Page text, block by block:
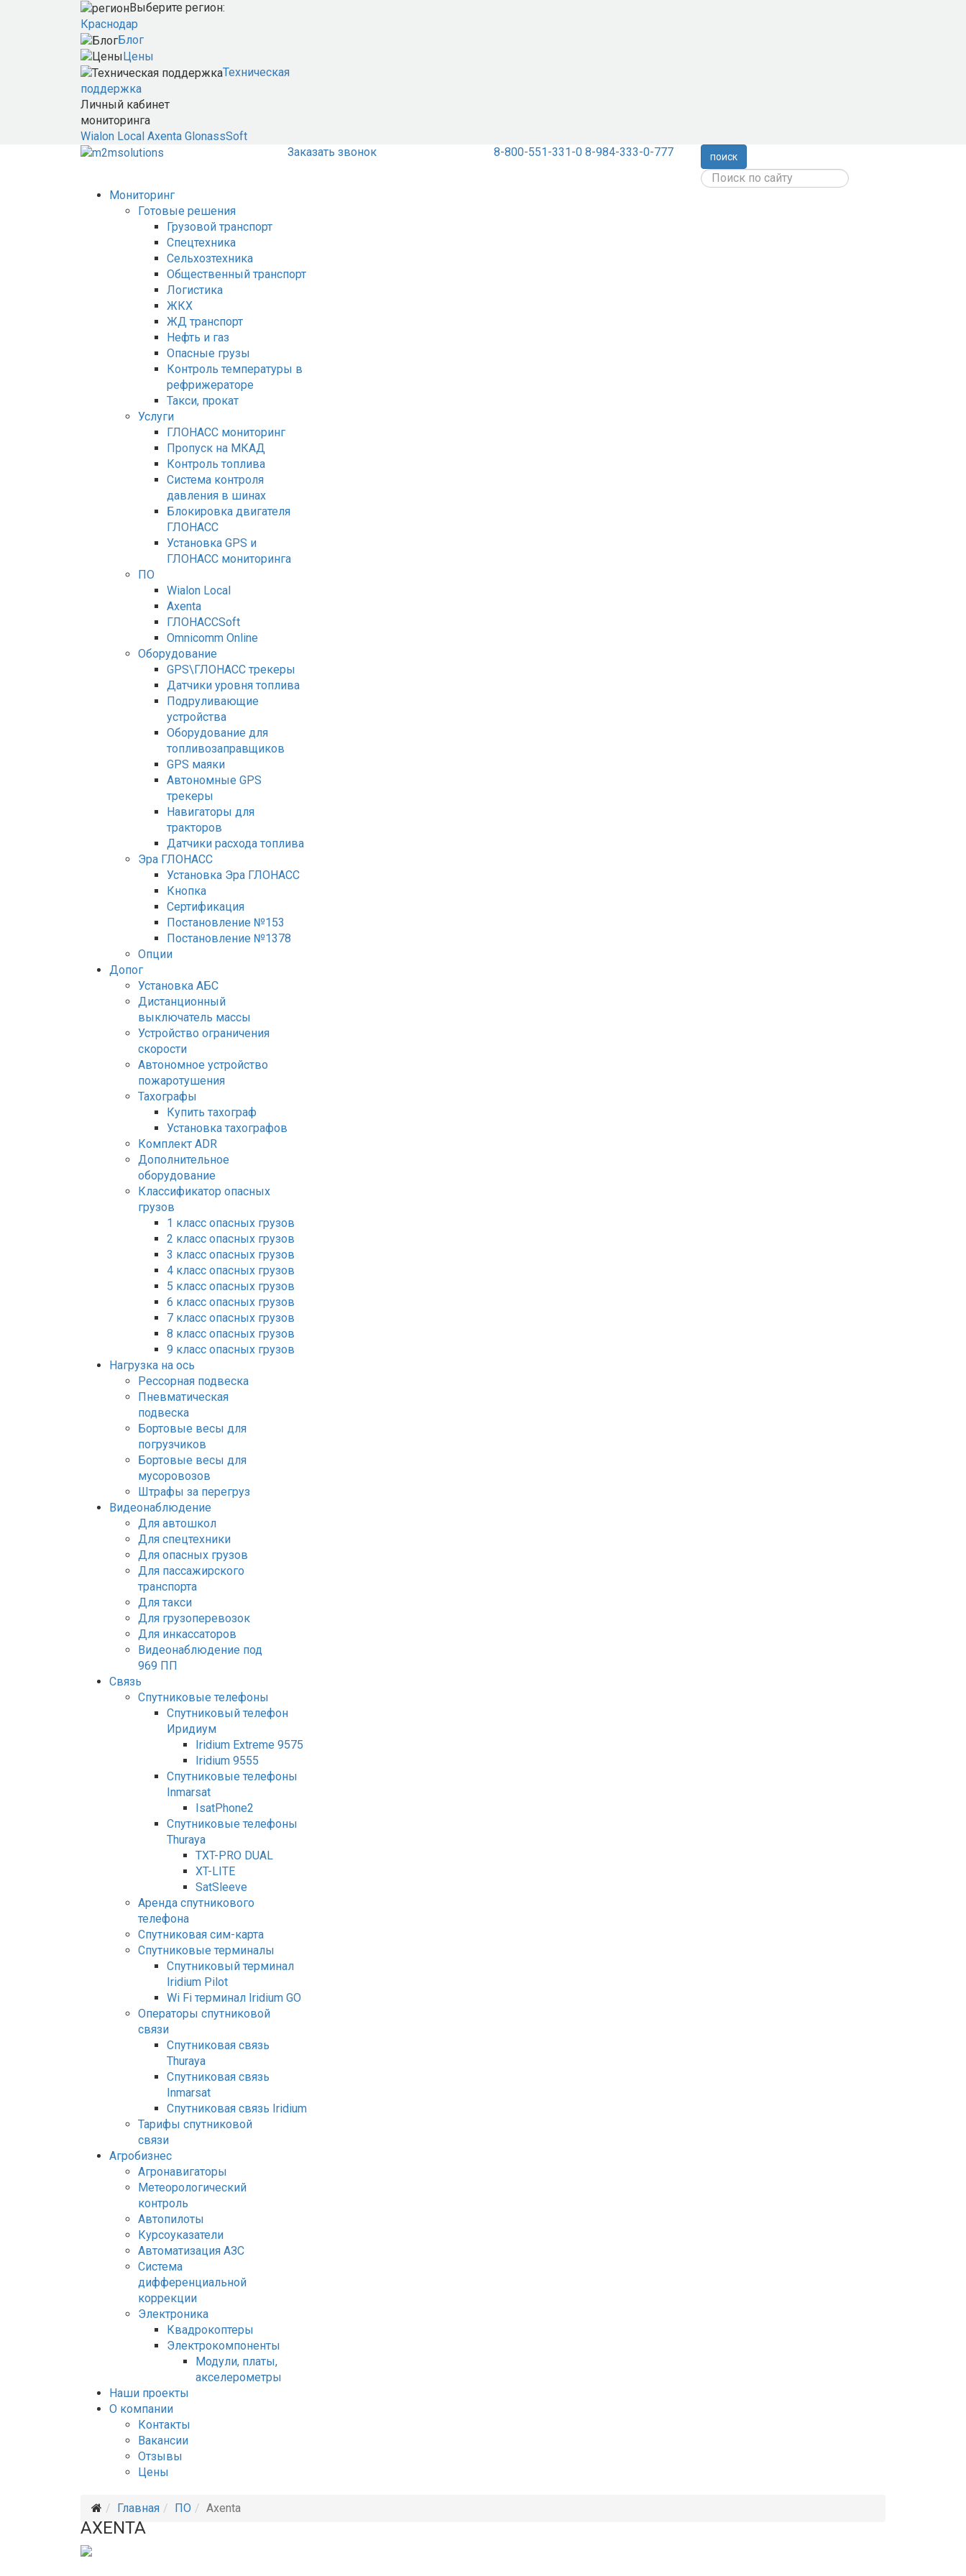
Выберите регион:
Краснодар
Блог
Цены
Техническая
поддержка
Личный кабинет
мониторинга
Wialon Local Axenta GlonassSoft
Заказать звонок
8-800-551-331-0 8-984-333-0-777 поиск
Мониторинг
Готовые решения
Грузовой транспорт
Спецтехника
Сельхозтехника
Общественный транспорт
Логистика
ЖКХ
ЖД транспорт
Нефть и газ
Опасные грузы
Контроль температуры в
рефрижераторе
Такси, прокат
Услуги
ГЛОНАСС мониторинг
Пропуск на МКАД
Контроль топлива
Система контроля
давления в шинах
Блокировка двигателя
ГЛОНАСС
Установка GPS и
ГЛОНАСС мониторинга
ПО
Wialon Local
Axenta
ГЛОНАССSoft
Оmnicomm Оnline
Оборудование
GPS\ГЛОНАСС трекеры
Датчики уровня топлива
Подруливающие
устройства
Оборудование для
топливозаправщиков
GPS маяки
Автономные GPS
трекеры
Навигаторы для
тракторов
Датчики расхода топлива
Эра ГЛОНАСС
Установка Эра ГЛОНАСС
Кнопка
Сертификация
Постановление №153
Постановление №1378
Опции
Допог
Установка АБС
Дистанционный
выключатель массы
Устройство ограничения
скорости
Автономное устройство
пожаротушения
Тахографы
Купить тахограф
Установка тахографов
Комплект ADR
Дополнительное
оборудование
Классификатор опасных
грузов
1 класс опасных грузов
2 класс опасных грузов
3 класс опасных грузов
4 класс опасных грузов
5 класс опасных грузов
6 класс опасных грузов
7 класс опасных грузов
8 класс опасных грузов
9 класс опасных грузов
Нагрузка на ось
Рессорная подвеска
Пневматическая
подвеска
Бортовые весы для
погрузчиков
Бортовые весы для
мусоровозов
Штрафы за перегруз
Видеонаблюдение
Для автошкол
Для спецтехники
Для опасных грузов
Для пассажирского
транспорта
Для такси
Для грузоперевозок
Для инкассаторов
Видеонаблюдение под
969 ПП
Связь
Спутниковые телефоны
Спутниковый телефон
Иридиум
Iridium Extreme 9575
Iridium 9555
Спутниковые телефоны
Inmarsat
IsatPhone2
Спутниковые телефоны
Thuraya
TXT-PRO DUAL
XT-LITE
SatSleeve
Аренда спутникового
телефона
Спутниковая сим-карта
Спутниковые терминалы
Спутниковый терминал
Iridium Pilot
Wi Fi терминал Iridium GO
Операторы спутниковой
связи
Спутниковая связь
Thuraya
Спутниковая связь
Inmarsat
Спутниковая связь Iridium
Тарифы спутниковой
связи
Агробизнес
Агронавигаторы
Метеорологический
контроль
Автопилоты
Курсоуказатели
Автоматизация АЗС
Система
дифференциальной
коррекции
Электроника
Квадрокоптеры
Электрокомпоненты
Модули, платы,
акселерометры
Наши проекты
О компании
Контакты
Вакансии
Отзывы
Цены
Главная ПО Axenta
AXENTA